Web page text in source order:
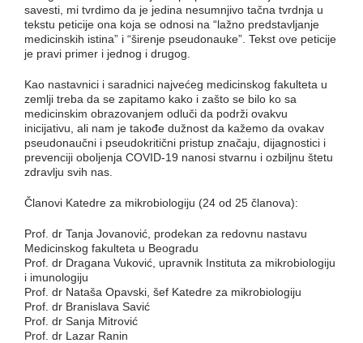
savesti, mi tvrdimo da je jedina nesumnjivo tačna tvrdnja u
tekstu peticije ona koja se odnosi na “lažno predstavljanje
medicinskih istina” i “širenje pseudonauke”. Tekst ove peticije
je pravi primer i jednog i drugog.
Kao nastavnici i saradnici najvećeg medicinskog fakulteta u
zemlji treba da se zapitamo kako i zašto se bilo ko sa
medicinskim obrazovanjem odluči da podrži ovakvu
inicijativu, ali nam je takođe dužnost da kažemo da ovakav
pseudonaučni i pseudokritični pristup značaju, dijagnostici i
prevenciji oboljenja COVID-19 nanosi stvarnu i ozbiljnu štetu
zdravlju svih nas.
Članovi Katedre za mikrobiologiju (24 od 25 članova):
Prof. dr Tanja Jovanović, prodekan za redovnu nastavu
Medicinskog fakulteta u Beogradu
Prof. dr Dragana Vuković, upravnik Instituta za mikrobiologiju
i imunologiju
Prof. dr Nataša Opavski, šef Katedre za mikrobiologiju
Prof. dr Branislava Savić
Prof. dr Sanja Mitrović
Prof. dr Lazar Ranin